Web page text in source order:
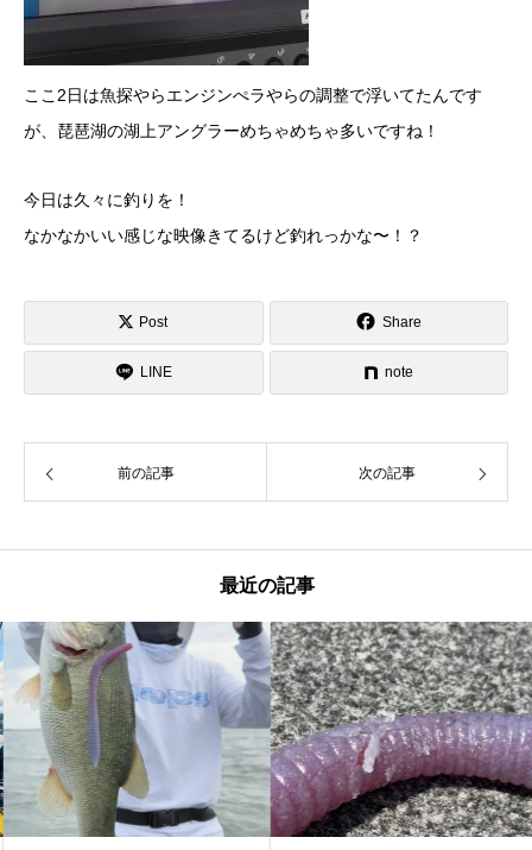
ここ2日は魚探やらエンジンぺラやらの調整で浮いてたんです
が、琵琶湖の湖上アングラーめちゃめちゃ多いですね！
今日は久々に釣りを！
なかなかいい感じな映像きてるけど釣れっかな〜！？
Post Share
LINE note
前の記事 次の記事
最近の記事